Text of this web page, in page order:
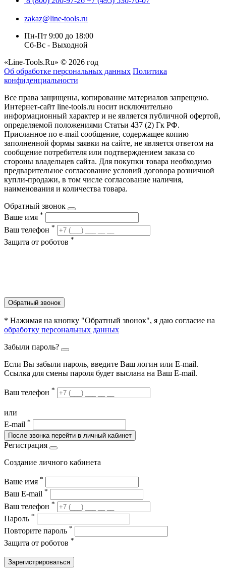
zakaz@line-tools.ru
Пн-Пт 9:00 до 18:00
Сб-Вс - Выходной
«Line-Tools.Ru» © 2026 год
Об обработке персональных данных Политика
конфиденциальности
Все права защищены, копирование материалов запрещено.
Интернет-сайт line-tools.ru носит исключительно
информационный характер и не является публичной офертой,
определяемой положениями Статьи 437 (2) Гк РФ.
Присланное по e-mail сообщение, содержащее копию
заполненной формы заявки на сайте, не является ответом на
сообщение потребителя или подтверждением заказа со
стороны владельцев сайта. Для покупки товара необходимо
предварительное согласование условий договора розничной
купли-продажи, в том числе согласование наличия,
наименования и количества товара.
Обратный звонок
Ваше имя *
Ваш телефон *
Защита от роботов *
Обратный звонок
* Нажимая на кнопку "Обратный звонок", я даю согласие на
обработку персональных данных
Забыли пароль?
Если Вы забыли пароль, введите Ваш логин или Е-mail.
Ссылка для смены пароля будет выслана на Ваш E-mail.
Ваш телефон *
или
E-mail *
После звонка перейти в личный кабинет
Регистрация
Создание личного кабинета
Ваше имя *
Ваш E-mail *
Ваш телефон *
Пароль *
Повторите пароль *
Защита от роботов *
Зарегистрироваться